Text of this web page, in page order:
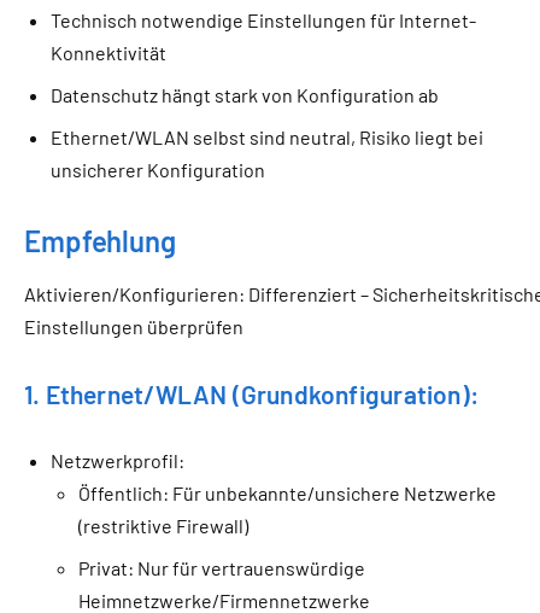
Technisch notwendige Einstellungen für Internet-
Konnektivität
Datenschutz hängt stark von Konfiguration ab
Ethernet/WLAN selbst sind neutral, Risiko liegt bei
unsicherer Konfiguration
Empfehlung
Aktivieren/Konfigurieren: Differenziert –
Einstellungen überprüfen
1. Ethernet/WLAN (Grundkonfiguration):
Netzwerkprofil:
Öffentlich: Für unbekannte/unsichere Netzwerke
(restriktive Firewall)
Privat: Nur für vertrauenswürdige
Heimnetzwerke/Firmennetzwerke